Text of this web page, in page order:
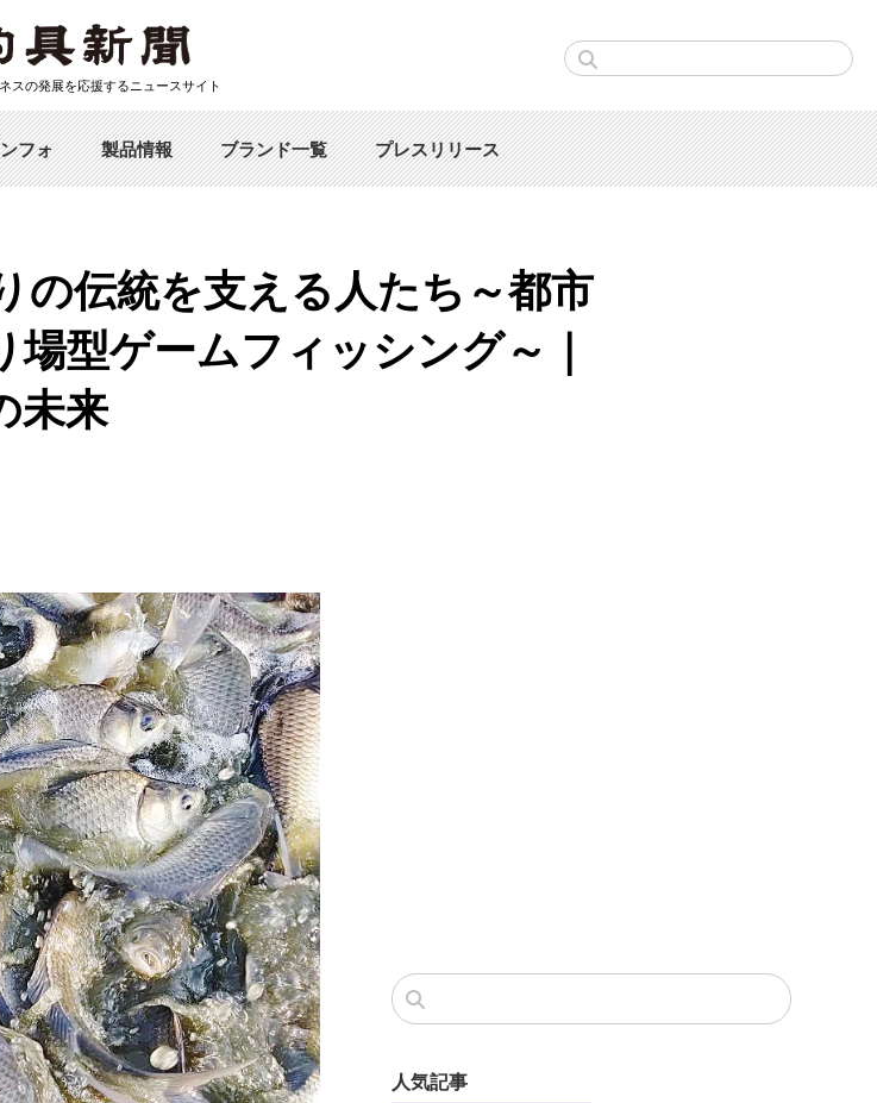
スの発展を応援するニュースサイト
フォ 製品情報 ブランド一覧 プレスリリース
の伝統を支える人たち～都市
型ゲームフィッシング～｜
未来
人気記事